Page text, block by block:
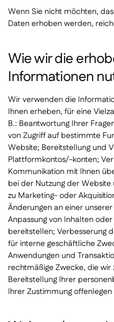
Wenn Sie nicht möchten,
Daten erhoben werden,
Wie wir die
Informationen
Wir verwenden die
Ihnen erheben, für eine
B.: Beantwortung Ihrer
von Zugriff auf bestimmte
Website; Bereitstellung und
Plattformkontos/-konten;
Kommunikation mit Ihnen
bei der Nutzung der
zu Marketing- oder
Änderungen an einer
Anpassung von Inhalten
bereitstellen; Verbesserung
für interne geschäftliche
Anwendungen und
rechtmäßige Zwecke, die
Bereitstellung Ihrer
Ihrer Zustimmung offenlegen